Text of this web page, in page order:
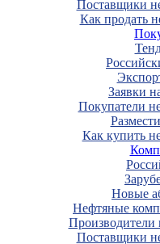
Поставщики
Как продать
Заявки
Покупатели
Как купить
Новые
Нефтяные
Производители
Поставщики